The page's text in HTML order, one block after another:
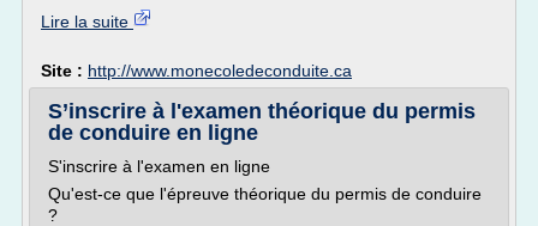
Lire la suite
Site : http://www.monecoledeconduite.ca
S’inscrire à l'examen théorique du permis
de conduire en ligne
S'inscrire à l'examen en ligne
Qu'est-ce que l'épreuve théorique du permis de conduire
?